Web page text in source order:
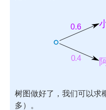
树图做好了，我们可以求
多）。